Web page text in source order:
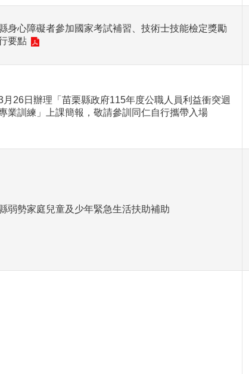
身心障礙者參加國家考試補習、技術士技能檢定獎勵
要點
月26日辦理「苗栗縣政府115年度公職人員利益衝突迴
業訓練」上課簡報，敬請參訓同仁自行攜帶入場
弱勢家庭兒童及少年緊急生活扶助補助